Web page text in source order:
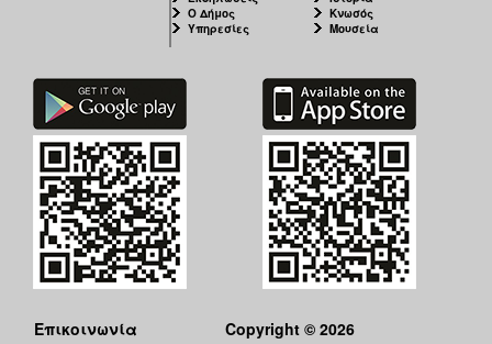
Ο Δήμος
Υπηρεσίες
Κνωσός
Μουσεία
Επικοινωνία Copyright © 2026